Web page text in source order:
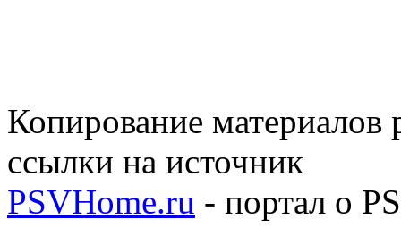
Копирование материалов
ссылки на источник
PSVHome.ru - портал о